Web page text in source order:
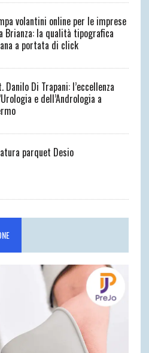
volantini online per le imprese
Brianza: la qualità tipografica
a portata di click
Danilo Di Trapani: l’eccellenza
e dell’Andrologia a
parquet Desio